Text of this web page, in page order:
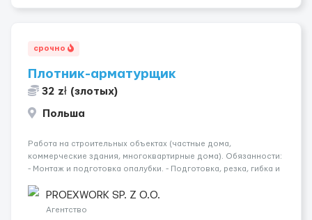
срочно
Плотник-арматурщик
32 zł (злотых)
Польша
Работа на строительных объектах (частные дома,
коммерческие здания, многоквартирные дома). Обязанности:
- Монтаж и подготовка опалубки. - Подготовка, резка, гибка и
Связка арматурных стержней. - Заливка бетона. - Демонтаж
опалубки после за...
PROEXWORK SP. Z O.O.
Агентство